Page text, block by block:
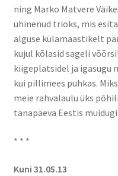
ning Marko Matvere
ühinenud trioks, mis
alguse külamaastikelt
kujul kõlasid sageli
kiigeplatsidel ja igasugu
kui pillimees puhkas.
meie rahvalaulu üks
tänapäeva Eestis
* * *
Kuni 31.05.13